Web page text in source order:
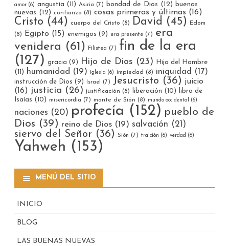
amor (6) angustia (11) Asiria (7) bondad de Dios (12) buenas
nuevas (12) confianza (8) cosas primeras y últimas (16)
Cristo (44) cuerpo del Cristo (8) David (45)
Edom
(8) Egipto (15) enemigos (9) era presente (7) era
venidera (61) Filistea (7) fin de la era
(127) gracia (9) Hijo de Dios (23)
Hijo del Hombre
(11)
humanidad (19) Iglesia (6) impiedad (8) iniquidad (17)
instrucción de Dios (9) Israel (7) Jesucristo (36) juicio
(16) justicia (26) justificación (8) liberación (10)
libro de
Isaías (10) misericordia (7) monte de Sión (8) mundo occidental (6)
naciones (20) profecía (152) pueblo de
Dios (39) reino de Dios (19) salvación (21)
siervo del Señor (36) Sión (7) traición (6) verdad (6)
Yahweh (153)
MENÚ DEL SITIO
INICIO
BLOG
LAS BUENAS NUEVAS